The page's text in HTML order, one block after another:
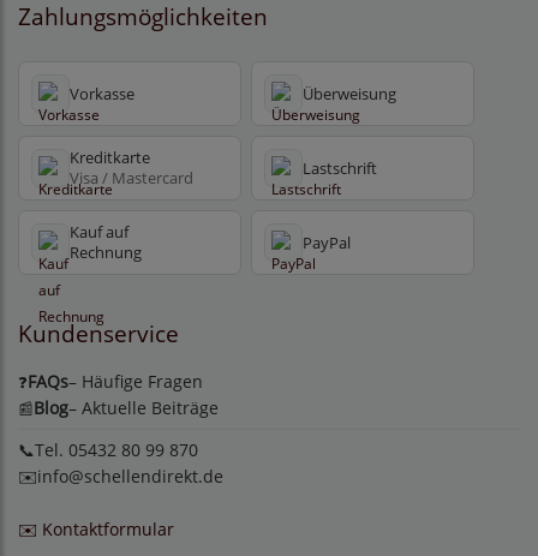
Zahlungsmöglichkeiten
Vorkasse Überweisung
Kreditkarte
Visa / Mastercard Lastschrift
Kauf auf
Rechnung
PayPal
Kundenservice
❓FAQs– Häufige Fragen
📰Blog– Aktuelle Beiträge
📞Tel. 05432 80 99 870
✉️info@schellendirekt.de
✉️ Kontaktformular